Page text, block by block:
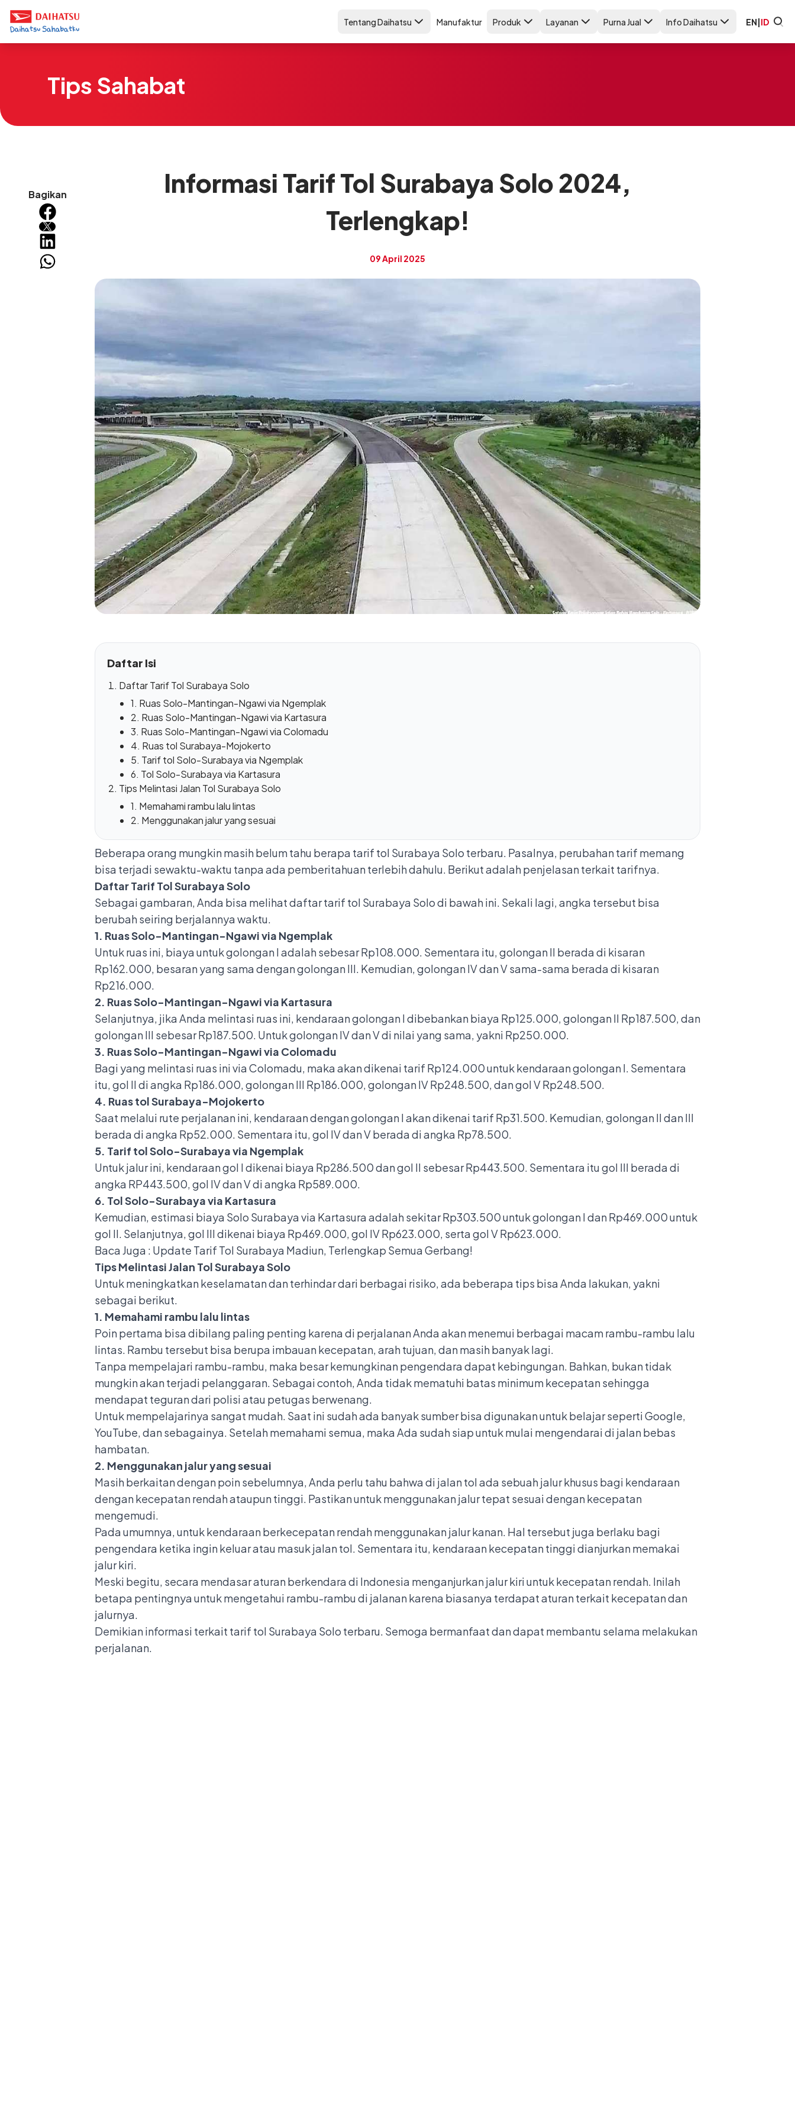
Tentang Daihatsu Manufaktur Produk Layanan Purna Jual Info Daihatsu EN|ID
Tips Sahabat
Bagikan
Informasi Tarif Tol Surabaya Solo 2024,
Terlengkap!
09 April 2025
Daftar Isi
Daftar Tarif Tol Surabaya Solo
1. Ruas Solo-Mantingan-Ngawi via Ngemplak
2. Ruas Solo-Mantingan-Ngawi via Kartasura
3. Ruas Solo-Mantingan-Ngawi via Colomadu
4. Ruas tol Surabaya-Mojokerto
5. Tarif tol Solo-Surabaya via Ngemplak
6. Tol Solo-Surabaya via Kartasura
Tips Melintasi Jalan Tol Surabaya Solo
1. Memahami rambu lalu lintas
2. Menggunakan jalur yang sesuai
Beberapa orang mungkin masih belum tahu berapa tarif tol Surabaya Solo terbaru. Pasalnya, perubahan tarif memang
bisa terjadi sewaktu-waktu tanpa ada pemberitahuan terlebih dahulu. Berikut adalah penjelasan terkait tarifnya.
Daftar Tarif Tol Surabaya Solo
Sebagai gambaran, Anda bisa melihat daftar tarif tol Surabaya Solo di bawah ini. Sekali lagi, angka tersebut bisa
berubah seiring berjalannya waktu.
1. Ruas Solo-Mantingan-Ngawi via Ngemplak
Untuk ruas ini, biaya untuk golongan I adalah sebesar Rp108.000. Sementara itu, golongan II berada di kisaran
Rp162.000, besaran yang sama dengan golongan III. Kemudian, golongan IV dan V sama-sama berada di kisaran
Rp216.000.
2. Ruas Solo-Mantingan-Ngawi via Kartasura
Selanjutnya, jika Anda melintasi ruas ini, kendaraan golongan I dibebankan biaya Rp125.000, golongan II Rp187.500, dan
golongan III sebesar Rp187.500. Untuk golongan IV dan V di nilai yang sama, yakni Rp250.000.
3. Ruas Solo-Mantingan-Ngawi via Colomadu
Bagi yang melintasi ruas ini via Colomadu, maka akan dikenai tarif Rp124.000 untuk kendaraan golongan I. Sementara
itu, gol II di angka Rp186.000, golongan III Rp186.000, golongan IV Rp248.500, dan gol V Rp248.500.
4. Ruas tol Surabaya-Mojokerto
Saat melalui rute perjalanan ini, kendaraan dengan golongan I akan dikenai tarif Rp31.500. Kemudian, golongan II dan III
berada di angka Rp52.000. Sementara itu, gol IV dan V berada di angka Rp78.500.
5. Tarif tol Solo-Surabaya via Ngemplak
Untuk jalur ini, kendaraan gol I dikenai biaya Rp286.500 dan gol II sebesar Rp443.500. Sementara itu gol III berada di
angka RP443.500, gol IV dan V di angka Rp589.000.
6. Tol Solo-Surabaya via Kartasura
Kemudian, estimasi biaya Solo Surabaya via Kartasura adalah sekitar Rp303.500 untuk golongan I dan Rp469.000 untuk
gol II. Selanjutnya, gol III dikenai biaya Rp469.000, gol IV Rp623.000, serta gol V Rp623.000.
Baca Juga : Update Tarif Tol Surabaya Madiun, Terlengkap Semua Gerbang!
Tips Melintasi Jalan Tol Surabaya Solo
Untuk meningkatkan keselamatan dan terhindar dari berbagai risiko, ada beberapa tips bisa Anda lakukan, yakni
sebagai berikut.
1. Memahami rambu lalu lintas
Poin pertama bisa dibilang paling penting karena di perjalanan Anda akan menemui berbagai macam rambu-rambu lalu
lintas. Rambu tersebut bisa berupa imbauan kecepatan, arah tujuan, dan masih banyak lagi.
Tanpa mempelajari rambu-rambu, maka besar kemungkinan pengendara dapat kebingungan. Bahkan, bukan tidak
mungkin akan terjadi pelanggaran. Sebagai contoh, Anda tidak mematuhi batas minimum kecepatan sehingga
mendapat teguran dari polisi atau petugas berwenang.
Untuk mempelajarinya sangat mudah. Saat ini sudah ada banyak sumber bisa digunakan untuk belajar seperti Google,
YouTube, dan sebagainya. Setelah memahami semua, maka Ada sudah siap untuk mulai mengendarai di jalan bebas
hambatan.
2. Menggunakan jalur yang sesuai
Masih berkaitan dengan poin sebelumnya, Anda perlu tahu bahwa di jalan tol ada sebuah jalur khusus bagi kendaraan
dengan kecepatan rendah ataupun tinggi. Pastikan untuk menggunakan jalur tepat sesuai dengan kecepatan
mengemudi.
Pada umumnya, untuk kendaraan berkecepatan rendah menggunakan jalur kanan. Hal tersebut juga berlaku bagi
pengendara ketika ingin keluar atau masuk jalan tol. Sementara itu, kendaraan kecepatan tinggi dianjurkan memakai
jalur kiri.
Meski begitu, secara mendasar aturan berkendara di Indonesia menganjurkan jalur kiri untuk kecepatan rendah. Inilah
betapa pentingnya untuk mengetahui rambu-rambu di jalanan karena biasanya terdapat aturan terkait kecepatan dan
jalurnya.
Demikian informasi terkait tarif tol Surabaya Solo terbaru. Semoga bermanfaat dan dapat membantu selama melakukan
perjalanan.